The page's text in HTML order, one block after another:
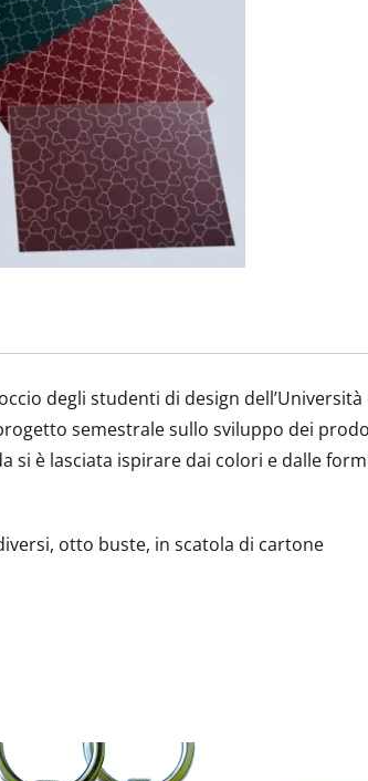
degli studenti di design
semestrale sullo sviluppo dei
si è lasciata ispirare dai colori e dalle
otto buste, in scatola di cartone